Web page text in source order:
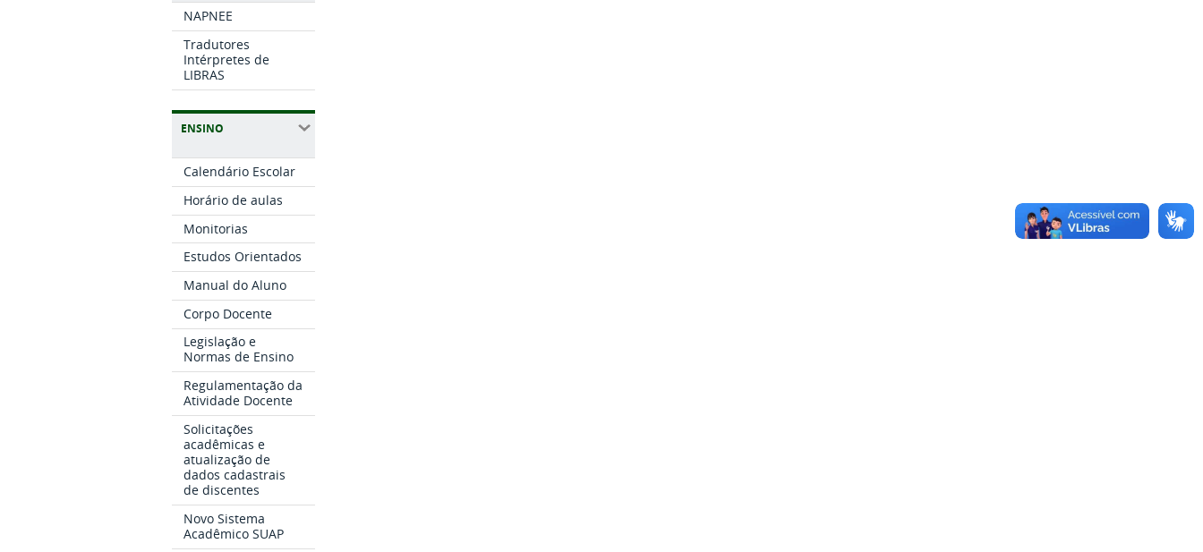
NAPNEE
Tradutores
Intérpretes de
LIBRAS
ENSINO
Calendário Escolar
Horário de aulas
Monitorias
Estudos Orientados
Manual do Aluno
Corpo Docente
Legislação e
Normas de Ensino
Regulamentação da
Atividade Docente
Solicitações
acadêmicas e
atualização de
dados cadastrais
de discentes
Novo Sistema
Acadêmico SUAP